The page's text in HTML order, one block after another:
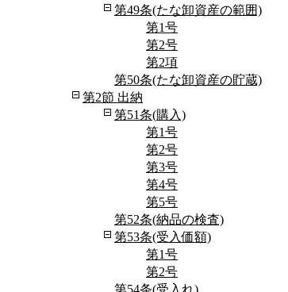
第49条(たな卸資産の範囲)
第1号
第2号
第2項
第50条(たな卸資産の貯蔵)
第2節 出納
第51条(購入)
第1号
第2号
第3号
第4号
第5号
第52条(納品の検査)
第53条(受入価額)
第1号
第2号
第54条(受入れ)